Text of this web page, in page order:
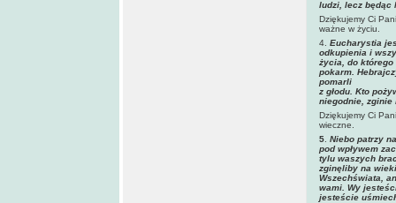
ludzi, lecz będąc
Dziękujemy Ci
ważne w życiu.
4. Eucharystia
odkupienia i
życia, do
pokarm.
pomarli
z głodu. Kto
niegodnie, zginie
Dziękujemy Ci
wieczne.
5 Niebo patrzy
pod wpływem
tylu waszych
zginęliby na
Wszechświata,
wami. Wy
jesteście